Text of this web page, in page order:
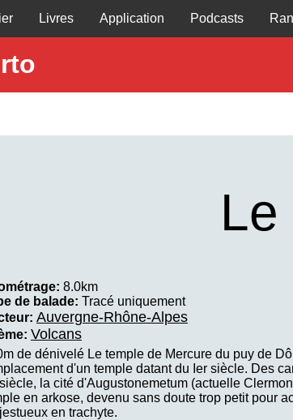
Livres Application Podcasts
8.0km
de balade: Tracé uniquement
Auvergne-Rhône-Alpes
Volcans
de dénivelé Le temple de Mercure du puy de
d'un temple datant du Ier siècle. Des
siècle, la cité d'Augustonemetum (actuelle
en arkose, devenu sans doute trop petit pour
en trachyte.